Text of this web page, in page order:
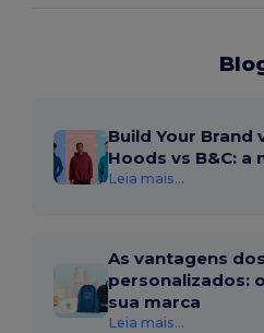
Build Your Brand
Hoods vs B&C:
Leia mais...
As vantagens
personalizados:
sua marca
Leia mais...